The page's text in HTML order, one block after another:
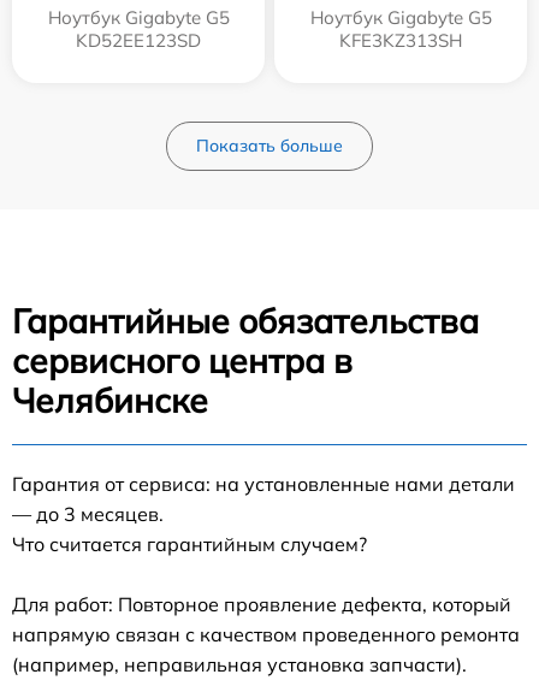
Ноутбук Gigabyte G5
KD52EE123SD
Ноутбук Gigabyte G5
KFE3KZ313SH
Показать больше
Гарантийные обязательства
сервисного центра в
Челябинске
Гарантия от сервиса: на установленные нами детали
— до 3 месяцев.
Что считается гарантийным случаем?
Для работ: Повторное проявление дефекта, который
напрямую связан с качеством проведенного ремонта
(например, неправильная установка запчасти).